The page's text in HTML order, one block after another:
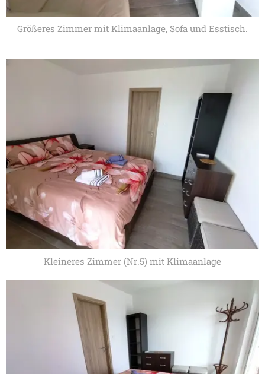
Größeres Zimmer mit Klimaanlage, Sofa und Esstisch.
Kleineres Zimmer (Nr.5) mit Klimaanlage